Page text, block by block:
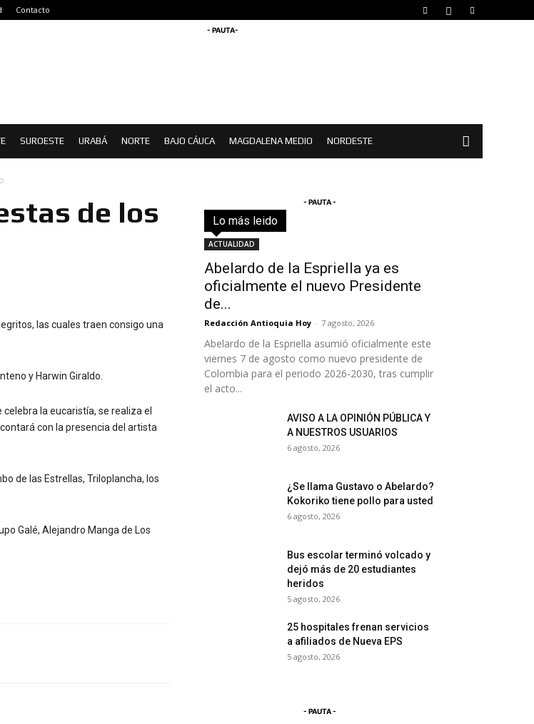
Contacto
- PAUTA-
SUROESTE URABÁ NORTE BAJO CÁUCA MAGDALENA MEDIO NORDESTE
de los
las cuales traen consigo una
y Harwin Giraldo.
la eucaristía, se realiza el
con la presencia del artista
de las Estrellas, Triloplancha, los
Galé, Alejandro Manga de Los
- PAUTA -
Lo más leidoTodo
ACTUALIDAD
Abelardo de la Espriella ya es
oficialmente el nuevo Presidente
de...
Redacción Antioquia Hoy - 7 agosto, 2026
Abelardo de la Espriella asumió oficialmente este
viernes 7 de agosto como nuevo presidente de
Colombia para el periodo 2026-2030, tras cumplir
el acto...
AVISO A LA OPINIÓN PÚBLICA Y
A NUESTROS USUARIOS
6 agosto, 2026
¿Se llama Gustavo o Abelardo?
Kokoriko tiene pollo para usted
6 agosto, 2026
Bus escolar terminó volcado y
dejó más de 20 estudiantes
heridos
5 agosto, 2026
25 hospitales frenan servicios
a afiliados de Nueva EPS
5 agosto, 2026
- PAUTA -